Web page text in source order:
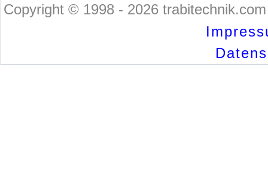
Copyright © 1998 - 2026